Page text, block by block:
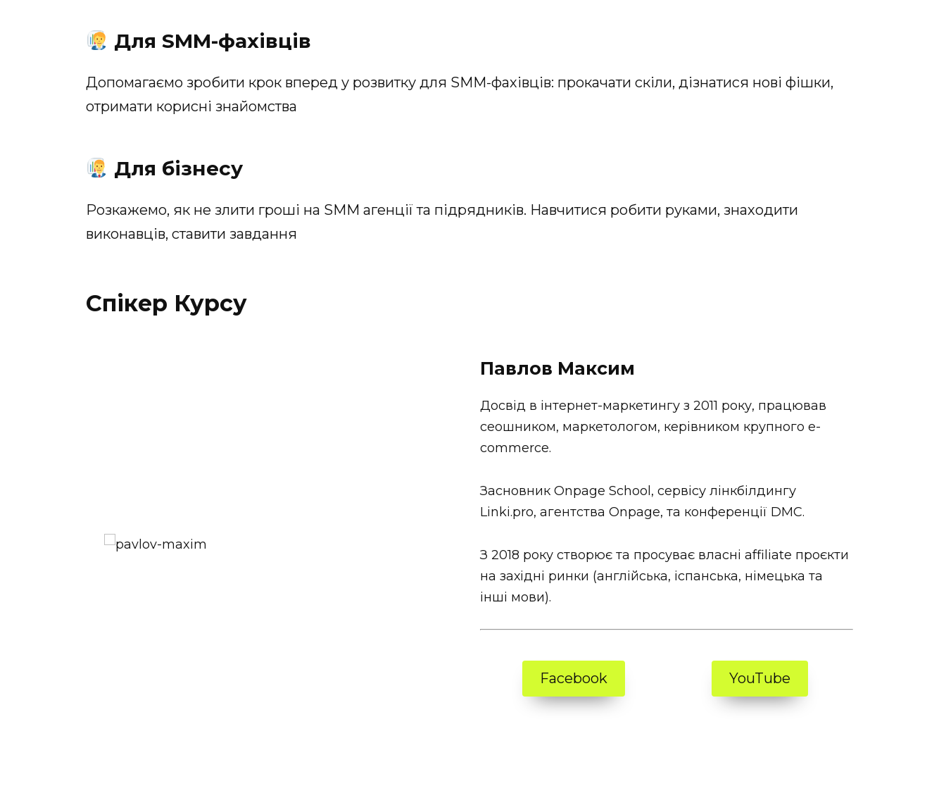
Для SMM-фахівців
Допомагаємо зробити крок вперед у розвитку для SMM-фахівців: прокачати скіли, дізнатися нові фішки,
отримати корисні знайомства
Для бізнесу
Розкажемо, як не злити гроші на SMM агенції та підрядників. Навчитися робити руками, знаходити
виконавців, ставити завдання
Спікер Курсу
Павлов Максим
Досвід в інтернет-маркетингу з 2011 року, працював
сеошником, маркетологом, керівником крупного e-
commerce.
Засновник Onpage School, сервісу лінкбілдингу
Linki.pro, агентства Onpage, та конференції DMC.
З 2018 року створює та просуває власні affiliate проєкти
на західні ринки (англійська, іспанська, німецька та
інші мови).
Facebook YouTube